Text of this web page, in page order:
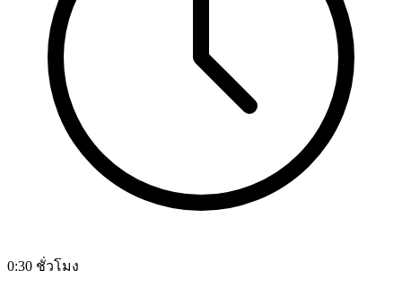
0:30 ชั่วโมง